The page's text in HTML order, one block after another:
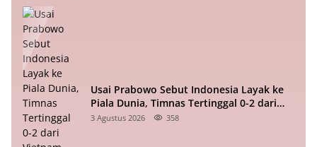
Usai Prabowo Sebut Indonesia Layak ke
Piala Dunia, Timnas Tertinggal 0-2 dari
Vietnam Babak I Piala ASEAN
3 Agustus 2026 358